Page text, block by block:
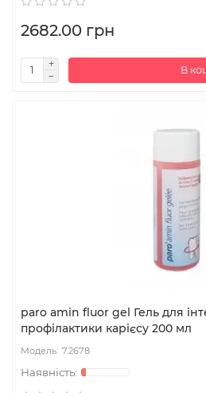
2682.00 грн
В
paro amin fluor gel Гель для
профілактики карієсу 200 мл
7.2678